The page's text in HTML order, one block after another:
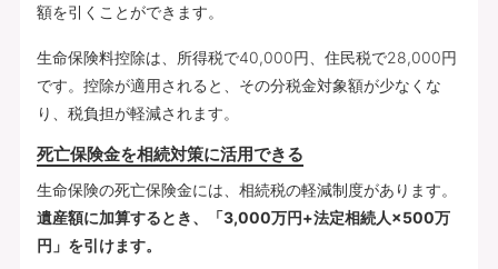
額を引くことができます。
生命保険料控除は、所得税で40,000円、住民税で28,000円
です。控除が適用されると、その分税金対象額が少なくな
り、税負担が軽減されます。
死亡保険金を相続対策に活用できる
生命保険の死亡保険金には、相続税の軽減制度があります。
遺産額に加算するとき、「3,000万円+法定相続人×500万
円」を引けます。